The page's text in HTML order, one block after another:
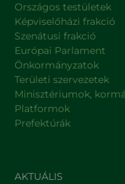
Országos testületek
Képviselőházi frakció
Szenátusi frakció
Európai Parlament
Önkormányzatok
Területi szervezetek
Minisztériumok,
Platformok
Prefektúrák
AKTUÁLIS